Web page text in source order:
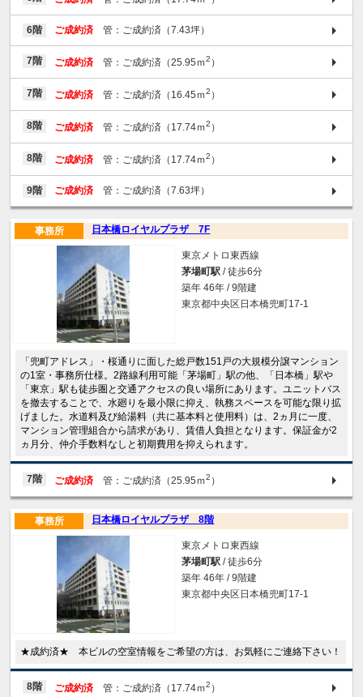
6階 ご成約済 管：ご成約済（7.43坪）
7階 ご成約済 管：ご成約済（25.95ｍ2 ）
7階 ご成約済 管：ご成約済（16.45ｍ2 ）
8階 ご成約済 管：ご成約済（17.74ｍ2 ）
8階 ご成約済 管：ご成約済（17.74ｍ2 ）
9階 ご成約済 管：ご成約済（7.63坪）
日本橋ロイヤルプラザ 7F
事務所
東京メトロ東西線
茅場町駅 / 徒歩6分
築年 46年 / 9階建
東京都中央区日本橋兜町17-1
「兜町アドレス」・桜通りに面した総戸数151戸の大規模分譲マンション
の1室・事務所仕様。2路線利用可能「茅場町」駅の他、「日本橋」駅や
「東京」駅も徒歩圏と交通アクセスの良い場所にあります。ユニットバス
を撤去することで、水廻りを最小限に抑え、執務スペースを可能な限り拡
げました。水道料及び給湯料（共に基本料と使用料）は、2ヵ月に一度、
マンション管理組合から請求があり、賃借人負担となります。保証金が2
ヵ月分、仲介手数料なしと初期費用を抑えられます。
7階 ご成約済 管：ご成約済（25.95ｍ2 ）
日本橋ロイヤルプラザ 8階
事務所
東京メトロ東西線
茅場町駅 / 徒歩6分
築年 46年 / 9階建
東京都中央区日本橋兜町17-1
★成約済★ 本ビルの空室情報をご希望の方は、お気軽にご連絡下さい！
8階 ご成約済 管：ご成約済（17.74ｍ2 ）